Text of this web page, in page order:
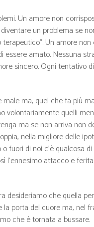
Un amore non
un problema se
Un amore
amato. Nessuna
sincero. Ogni tentativo
ma, quel che fa più
volontariamente quelli
ma se non arriva non
nella migliore delle
fuori di noi c’è qualcosa
l’ennesimo attacco e
desideriamo che quella
porta del cuore ma, nel
che è tornata a bussare.